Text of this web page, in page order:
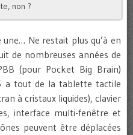
non ?
Ne restait plus qu’à en
de nombreuses années de
(pour Pocket Big Brain)
a tout de la tablette tactile
à cristaux liquides), clavier
interface multi-fenêtre et
peuvent être déplacées